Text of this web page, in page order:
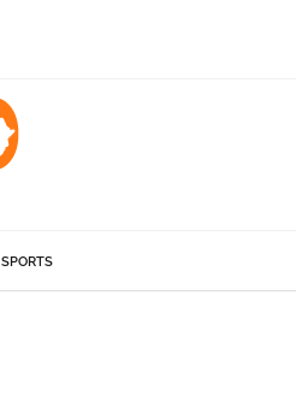
SPORTS